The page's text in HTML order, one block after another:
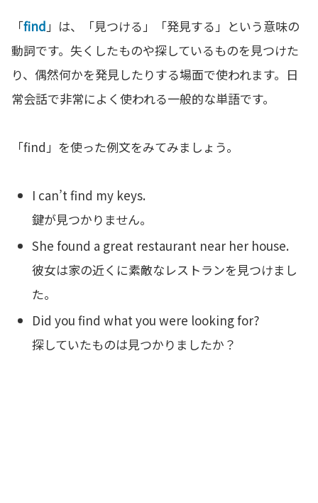
「find 」は、「見つける」「発見する」という意味の
動詞です。失くしたものや探しているものを見つけた
り、偶然何かを発見したりする場面で使われます。日
常会話で非常によく使われる一般的な単語です。
「find」を使った例文をみてみましょう。
I can’t find my keys.
鍵が見つかりません。
She found a great restaurant near her house.
彼女は家の近くに素敵なレストランを見つけまし
た。
Did you find what you were looking for?
探していたものは見つかりましたか？